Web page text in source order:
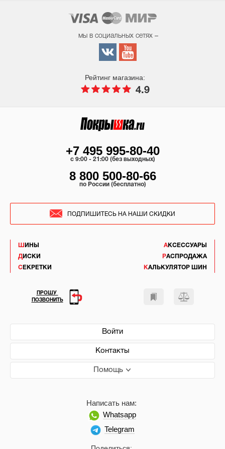
мы в социальных сетях –
Рейтинг магазина:
4.9
ШИНЫ
ДИСКИ
СЕКРЕТКИ
АКСЕССУАРЫ
РАСПРОДАЖА
КАЛЬКУЛЯТОР ШИН
Войти
Контакты
Помощь
Написать нам:
Whatsapp
Telegram
+7 495 995-80-40
c 9:00 - 21:00 (без выходных)
8 800 500-80-66
по России (бесплатно)
ПОДПИШИТЕСЬ НА НАШИ СКИДКИ
ПРОШУ
ПОЗВОНИТЬ